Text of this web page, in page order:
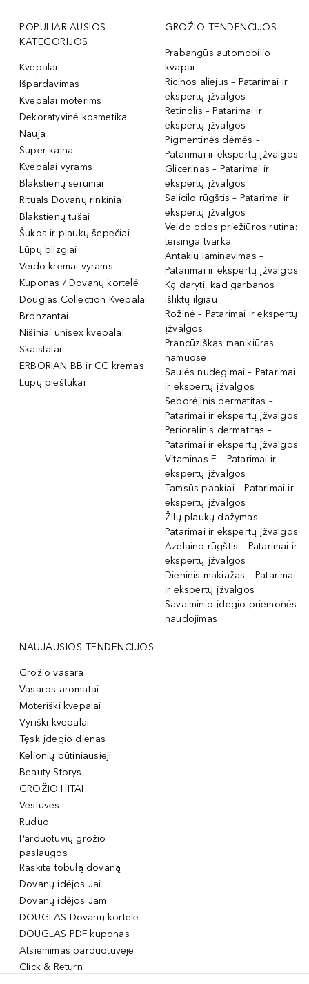
POPULIARIAUSIOS
KATEGORIJOS
Kvepalai
Išpardavimas
Kvepalai moterims
Dekoratyvinė kosmetika
Nauja
Super kaina
Kvepalai vyrams
Blakstienų serumai
Rituals Dovanų rinkiniai
Blakstienų tušai
Šukos ir plaukų šepečiai
Lūpų blizgiai
Veido kremai vyrams
Kuponas / Dovanų kortelė
Douglas Collection Kvepalai
Bronzantai
Nišiniai unisex kvepalai
Skaistalai
ERBORIAN BB ir CC kremas
Lūpų pieštukai
GROŽIO TENDENCIJOS
Prabangūs automobilio
kvapai
Ricinos aliejus – Patarimai ir
ekspertų įžvalgos
Retinolis – Patarimai ir
ekspertų įžvalgos
Pigmentinės dėmės –
Patarimai ir ekspertų įžvalgos
Glicerinas – Patarimai ir
ekspertų įžvalgos
Salicilo rūgštis – Patarimai ir
ekspertų įžvalgos
Veido odos priežiūros rutina:
teisinga tvarka
Antakių laminavimas –
Patarimai ir ekspertų įžvalgos
Ką daryti, kad garbanos
išliktų ilgiau
Rožinė – Patarimai ir ekspertų
įžvalgos
Prancūziškas manikiūras
namuose
Saulės nudegimai – Patarimai
ir ekspertų įžvalgos
Seborėjinis dermatitas –
Patarimai ir ekspertų įžvalgos
Perioralinis dermatitas –
Patarimai ir ekspertų įžvalgos
Vitaminas E – Patarimai ir
ekspertų įžvalgos
Tamsūs paakiai – Patarimai ir
ekspertų įžvalgos
Žilų plaukų dažymas –
Patarimai ir ekspertų įžvalgos
Azelaino rūgštis – Patarimai ir
ekspertų įžvalgos
Dieninis makiažas – Patarimai
ir ekspertų įžvalgos
Savaiminio įdegio priemonės
naudojimas
NAUJAUSIOS TENDENCIJOS
Grožio vasara
Vasaros aromatai
Moteriški kvepalai
Vyriški kvepalai
Tęsk įdegio dienas
Kelionių būtiniausieji
Beauty Storys
GROŽIO HITAI
Vestuvės
Ruduo
Parduotuvių grožio
paslaugos
Raskite tobulą dovaną
Dovanų idėjos Jai
Dovanų idėjos Jam
DOUGLAS Dovanų kortelė
DOUGLAS PDF kuponas
Atsiėmimas parduotuvėje
Click & Return